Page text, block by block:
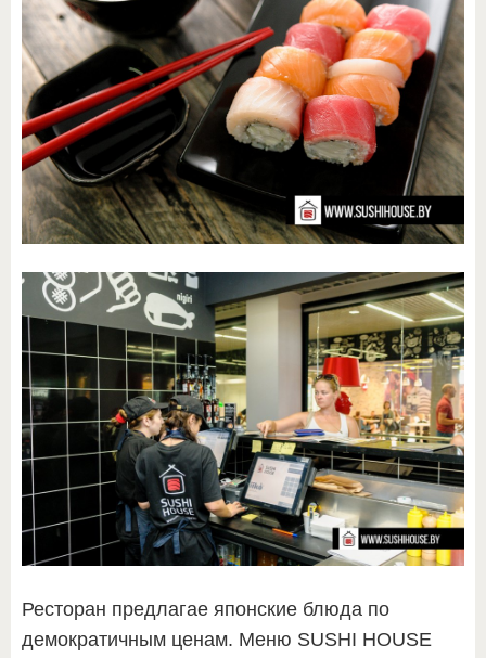
Ресторан предлагае японские блюда по
демократичным ценам. Меню SUSHI HOUSE